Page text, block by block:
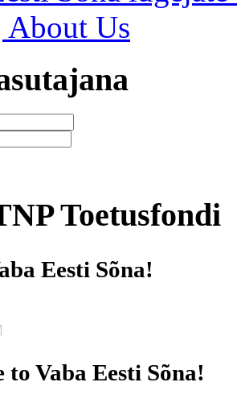
About Us
Toetusfondi
Eesti Sõna!
to Vaba Eesti Sõna!